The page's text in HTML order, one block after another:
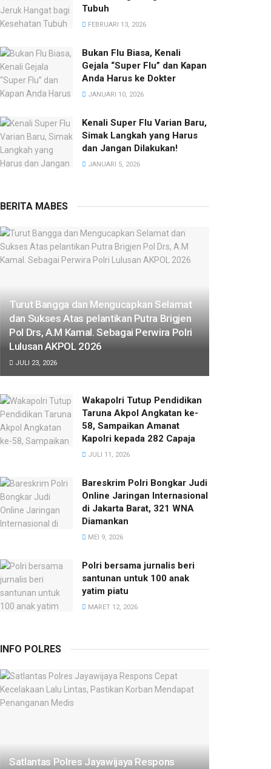
Tubuh
FEBRUARI 13, 2026
Bukan Flu Biasa, Kenali
Gejala “Super Flu” dan Kapan
Anda Harus ke Dokter
JANUARI 10, 2026
Kenali Super Flu Varian Baru,
Simak Langkah yang Harus
dan Jangan Dilakukan!
JANUARI 5, 2026
BERITA MABES
Turut Bangga dan Mengucapkan Selamat
dan Sukses Atas pelantikan Putra Brigjen
Pol Drs, A.M Kamal. Sebagai Perwira Polri
Lulusan AKPOL 2026
JULI 23, 2026
Wakapolri Tutup Pendidikan
Taruna Akpol Angkatan ke-
58, Sampaikan Amanat
Kapolri kepada 282 Capaja
JULI 11, 2026
Bareskrim Polri Bongkar Judi
Online Jaringan Internasional
di Jakarta Barat, 321 WNA
Diamankan
MEI 9, 2026
Polri bersama jurnalis beri
santunan untuk 100 anak
yatim piatu
MARET 12, 2026
INFO POLRES
Satlantas Polres Jayawijaya Respons